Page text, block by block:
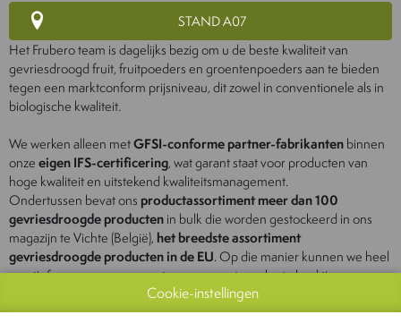
STAND A07
Het Frubero team is dagelijks bezig om u de beste kwaliteit van
gevriesdroogd fruit, fruitpoeders en groentenpoeders aan te bieden
tegen een marktconform prijsniveau, dit zowel in conventionele als in
biologische kwaliteit.
We werken alleen metGFSI-conforme partner-fabrikantenbinnen
onzeeigen IFS-certificering, wat garant staat voor producten van
hoge kwaliteit en uitstekend kwaliteitsmanagement.
Ondertussen bevat ons productassortiment meer dan 100
gevriesdroogde productenin bulk die worden gestockeerd in ons
magazijn te Vichte (België), het breedste assortiment
gevriesdroogde producten in de EU. Op die manier kunnen we heel
reactief reageren op concrete vragen met een korte lead time.
Ook voor klantspecifieke vragen en innovaties gaan wij graag op zoek
Cookie-instellingen